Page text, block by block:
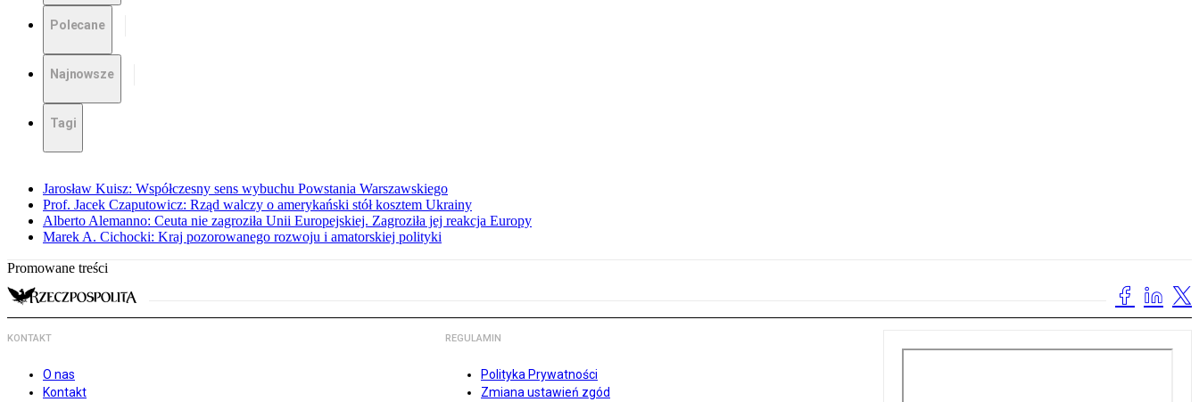
Polecane
Najnowsze
Tagi
Jarosław Kuisz: Współczesny sens wybuchu Powstania Warszawskiego
Prof. Jacek Czaputowicz: Rząd walczy o amerykański stół kosztem Ukrainy
Alberto Alemanno: Ceuta nie zagroziła Unii Europejskiej. Zagroziła jej reakcja Europy
Marek A. Cichocki: Kraj pozorowanego rozwoju i amatorskiej polityki
Promowane treści
KONTAKT
O nas
Kontakt
REGULAMIN
Polityka Prywatności
Zmiana ustawień zgód